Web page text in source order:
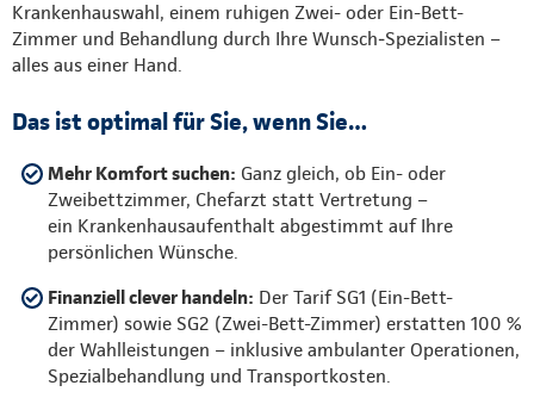
Krankenhauswahl, einem ruhigen Zwei- oder Ein-Bett-
Zimmer und Behandlung durch Ihre Wunsch‑Spezialisten –
alles aus einer Hand.
Das ist optimal für Sie, wenn Sie…
Mehr Komfort suchen: Ganz gleich, ob Ein- oder
Zweibettzimmer, Chefarzt statt Vertretung –
ein Krankenhausaufenthalt abgestimmt auf Ihre
persönlichen Wünsche.
Finanziell clever handeln: Der Tarif SG1 (Ein-Bett-
Zimmer) sowie SG2 (Zwei-Bett-Zimmer) erstatten 100 %
der Wahlleistungen – inklusive ambulanter Operationen,
Spezialbehandlung und Transportkosten.